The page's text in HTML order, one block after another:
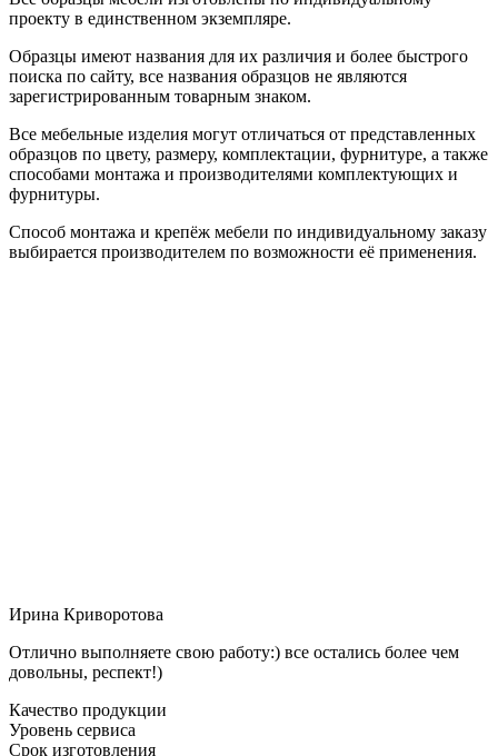
проекту в единственном экземпляре.
Образцы имеют названия для их различия и более быстрого
поиска по сайту, все названия образцов не являются
зарегистрированным товарным знаком.
Все мебельные изделия могут отличаться от представленных
образцов по цвету, размеру, комплектации, фурнитуре, а также
способами монтажа и производителями комплектующих и
фурнитуры.
Способ монтажа и крепёж мебели по индивидуальному заказу
выбирается производителем по возможности её применения.
Ирина Криворотова
Отлично выполняете свою работу:) все остались более чем
довольны, респект!)
Качество продукции
Уровень сервиса
Срок изготовления